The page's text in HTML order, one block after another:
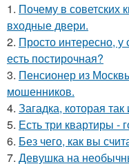
1. Почему в советских
входные двери.
2. Просто интересно, у
есть постирочная?
3. Пенсионер из
мошенников.
4. Загадка, которая
5. Есть три квартиры -
6. Без чего, как вы
7. Девушка на